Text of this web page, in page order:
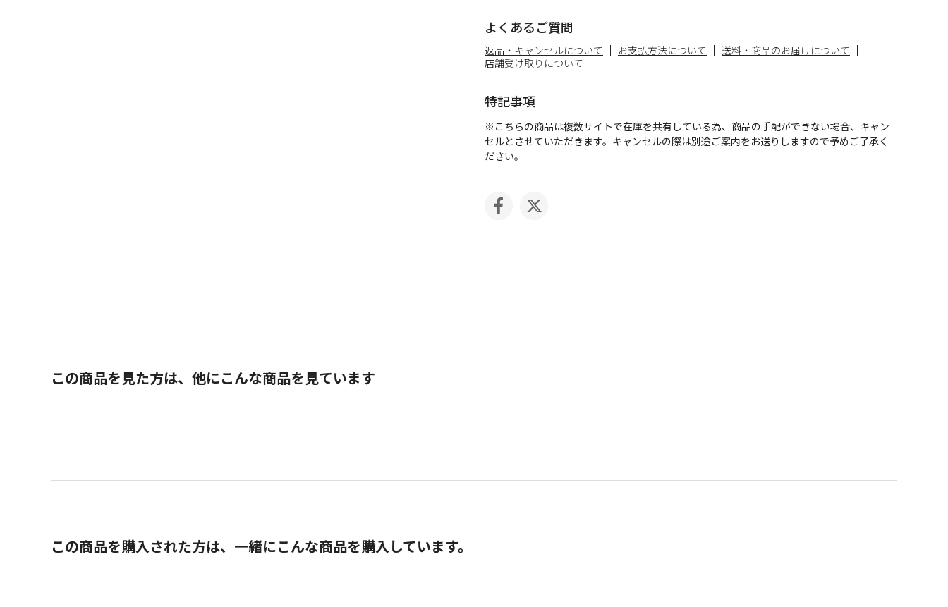
よくあるご質問
返品・キャンセルについて お支払方法について
送料・商品のお届けについて
店舗受け取りについて
特記事項
※こちらの商品は複数サイトで在庫を共有している為、商品の手配ができない場合、キャン
セルとさせていただきます。キャンセルの際は別途ご案内をお送りしますので予めご了承く
ださい。
この商品を見た方は、他にこんな商品を見ています
この商品を購入された方は、一緒にこんな商品を購入しています。